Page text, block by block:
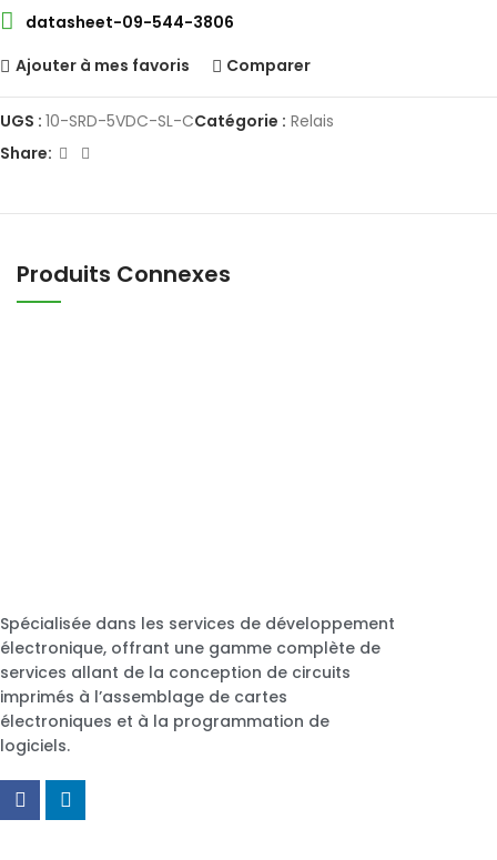
datasheet-09-544-3806
Ajouter à mes favoris
Comparer
UGS : 10-SRD-5VDC-SL-CCatégorie : Relais
Share:
Produits Connexes
Spécialisée dans les services de développement
électronique, offrant une gamme complète de
services allant de la conception de circuits
imprimés à l’assemblage de cartes
électroniques et à la programmation de
logiciels.